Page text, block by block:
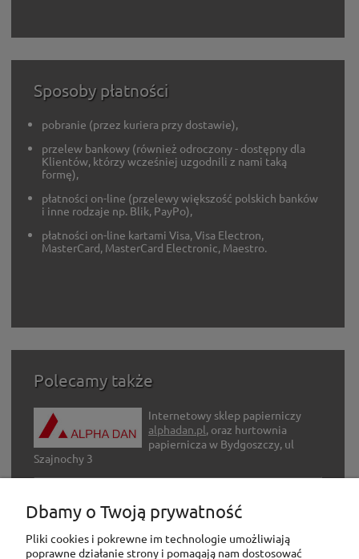
Sposoby płatności
pobranie (przez kuriera przy dostawie),
przelew bankowy (również odroczony - dostępny dla
Klientów, którzy wcześniej uzgodnili z nami taką
formę),
płatności on-line (przelewy większość polskich banków
i inne rodzaje np. Blik, PayPo),
płatności on-line kartami Visa, Visa Electron,
MasterCard, MasterCard Electronic, Maestro.
Polecamy także
Internetowy sklep papierniczy
alphadan.pl, oraz hurtownia
papiernicza w Bydgoszczy, ul
Szajnochy 3
hobbystycznymiadh-hobby.com
Dbamy o Twoją prywatność
Pliki cookies i pokrewne im technologie umożliwiają
poprawne działanie strony i pomagają nam dostosować